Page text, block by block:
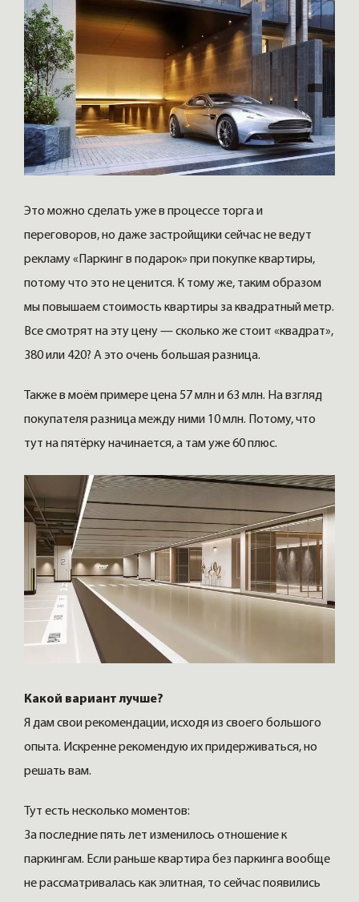
Это можно сделать уже в процессе торга и
переговоров, но даже застройщики сейчас не ведут
рекламу «Паркинг в подарок» при покупке квартиры,
потому что это не ценится. К тому же, таким образом
мы повышаем стоимость квартиры за квадратный метр.
Все смотрят на эту цену — сколько же стоит «квадрат»,
380 или 420? А это очень большая разница.
Также в моём примере цена 57 млн и 63 млн. На взгляд
покупателя разница между ними 10 млн. Потому, что
тут на пятёрку начинается, а там уже 60 плюс.
Какой вариант лучше?
Я дам свои рекомендации, исходя из своего большого
опыта. Искренне рекомендую их придерживаться, но
решать вам.
Тут есть несколько моментов:
За последние пять лет изменилось отношение к
паркингам. Если раньше квартира без паркинга вообще
не рассматривалась как элитная, то сейчас появились